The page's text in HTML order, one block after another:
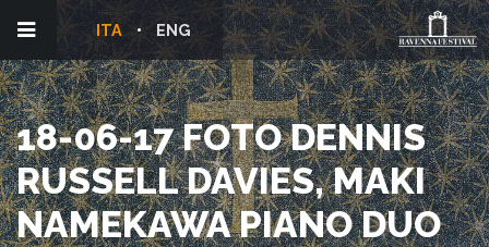
ENG
ITA
18-06-17 FOTO DENNIS
RUSSELL DAVIES, MAKI
NAMEKAWA PIANO DUO